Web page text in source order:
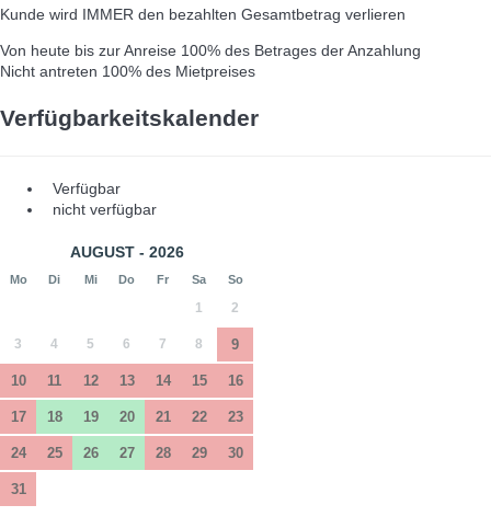
Kunde wird IMMER den bezahlten Gesamtbetrag verlieren
Von heute bis zur Anreise 100% des Betrages der Anzahlung
Nicht antreten 100% des Mietpreises
Verfügbarkeitskalender
Verfügbar
nicht verfügbar
AUGUST - 2026
Mo Di Mi Do Fr Sa So
1 2
3 4 5 6 7 8 9
10 11 12 13 14 15 16
17 18 19 20 21 22 23
24 25 26 27 28 29 30
31